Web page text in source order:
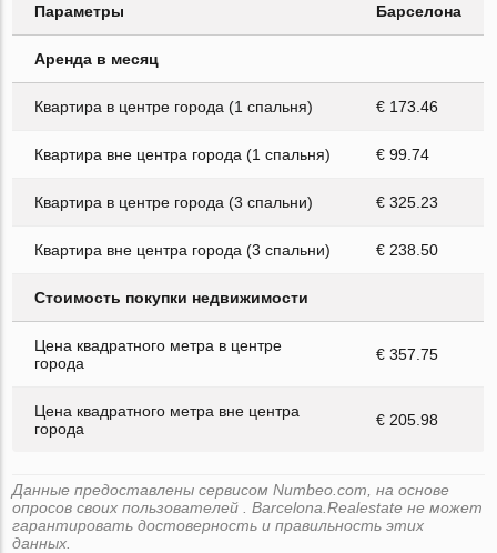
Параметры Барселона
Аренда в месяц
Квартира в центре города (1 спальня) € 173.46
Квартира вне центра города (1 спальня) € 99.74
Квартира в центре города (3 спальни) € 325.23
Квартира вне центра города (3 спальни) € 238.50
Стоимость покупки недвижимости
Цена квадратного метра в центре
города
€ 357.75
Цена квадратного метра вне центра
города
€ 205.98
Данные предоставлены сервисом Numbeo.com, на основе
опросов своих пользователей . Barcelona.Realestate не может
гарантировать достоверность и правильность этих
данных.